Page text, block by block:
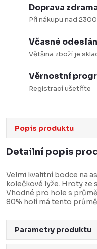
Doprava
Při nákupu nad
Včasné
Většina zboží je
Věrnostní
Registrací ušetříte
Popis produktu
Detailní popis
Velmi kvalitní bodce na
kolečkové lyže. Hroty ze
Vhodné pro hole s
80% holí má tento
Parametry produktu